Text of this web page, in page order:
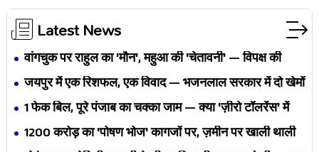
Latest News
वांगचुक पर राहुल का 'मौन', महुआ की 'चेतावनी' — विपक्ष की
एकता BJP का नैरेटिव बदलने से पहले बिखर रही है?
जयपुर में एक रिशफल, एक विवाद — भजनलाल सरकार में दो खेमों
की जंग अब छुपेगी कैसे?
1 फेक बिल, पूरे पंजाब का चक्का जाम — क्या 'ज़ीरो टॉलरेंस' में
अपनी ही यूनियनों से घिर गए भगवंत मान?
₹1200 करोड़ का 'पोषण भोज' कागजों पर, ज़मीन पर खाली थाली